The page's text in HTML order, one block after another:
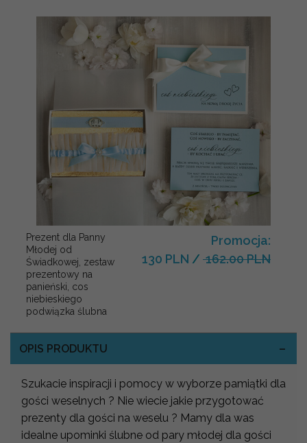
Prezent dla Panny
Młodej od
Świadkowej, zestaw
prezentowy na
panieński, cos
niebieskiego
podwiązka ślubna
Promocja:
130 PLN / 162.00 PLN
OPIS PRODUKTU
Szukacie inspiracji i pomocy w wyborze pamiątki dla
gości weselnych ? Nie wiecie jakie przygotować
prezenty dla gości na weselu ? Mamy dla was
idealne upominki ślubne od pary młodej dla gości